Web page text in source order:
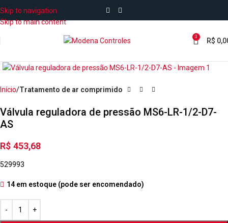
Skip to navigation
Skip to main content
0 R$
Início Tratamento de ar comprimido
Válvula reguladora de pressão MS6-LR-1/2-D7-
AS
R$ 453,68
529993
14 em estoque (pode ser encomendado)